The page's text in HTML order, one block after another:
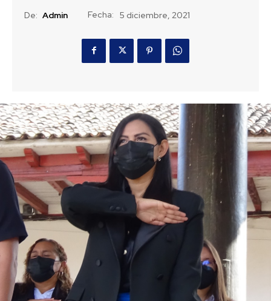
De: Admin Fecha: 5 diciembre, 2021